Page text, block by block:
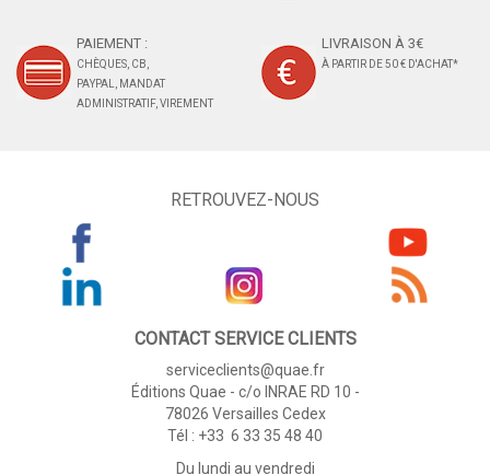
PAIEMENT :
CHÈQUES, CB,
PAYPAL, MANDAT
ADMINISTRATIF, VIREMENT
LIVRAISON À 3€
À PARTIR DE 50 € D'ACHAT*
RETROUVEZ-NOUS
CONTACT SERVICE CLIENTS
serviceclients@quae.fr
Éditions Quae - c/o INRAE RD 10 -
78026 Versailles Cedex
Tél : +33 6 33 35 48 40
Du lundi au vendredi